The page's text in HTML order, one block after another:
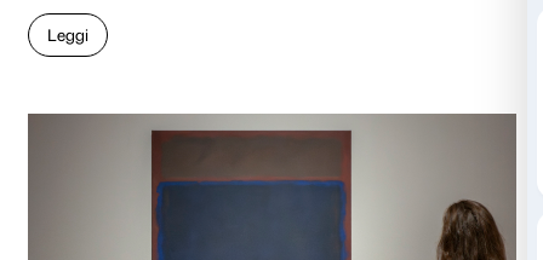
Pubblicato il 22 luglio 2026